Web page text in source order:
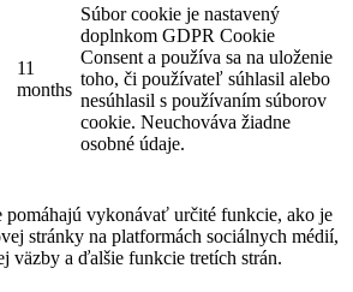
11
months
Súbor cookie je nastavený
doplnkom GDPR Cookie
Consent a používa sa na uloženie
toho, či používateľ súhlasil alebo
nesúhlasil s používaním súborov
cookie. Neuchováva žiadne
osobné údaje.
pomáhajú vykonávať určité funkcie, ako je
stránky na platformách sociálnych médií,
väzby a ďalšie funkcie tretích strán.